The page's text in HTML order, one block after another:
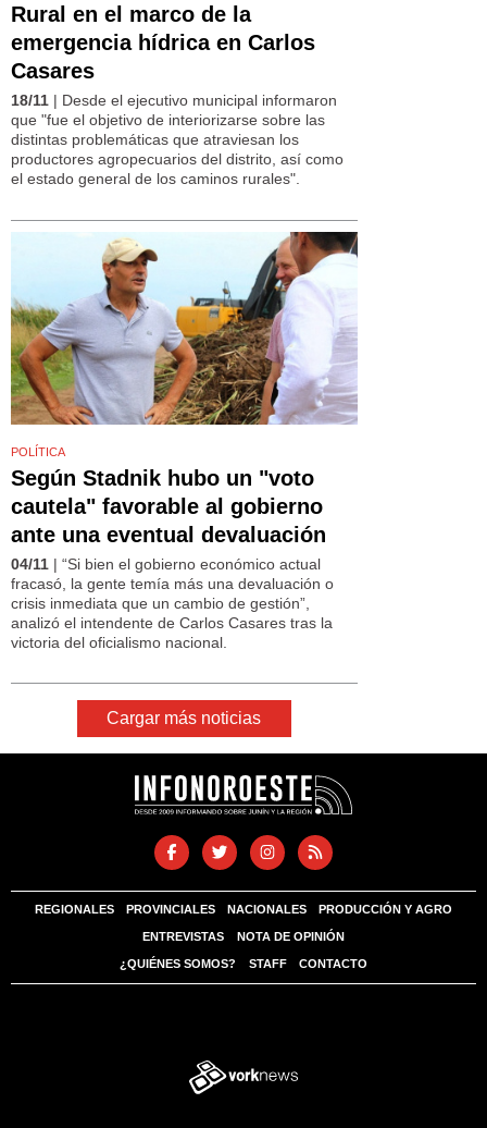
Rural en el marco de la
emergencia hídrica en Carlos
Casares
18/11 | Desde el ejecutivo municipal informaron
que "fue el objetivo de interiorizarse sobre las
distintas problemáticas que atraviesan los
productores agropecuarios del distrito, así como
el estado general de los caminos rurales".
POLÍTICA
Según Stadnik hubo un "voto
cautela" favorable al gobierno
ante una eventual devaluación
04/11 | “Si bien el gobierno económico actual
fracasó, la gente temía más una devaluación o
crisis inmediata que un cambio de gestión”,
analizó el intendente de Carlos Casares tras la
victoria del oficialismo nacional.
Cargar más noticias
REGIONALES PROVINCIALES NACIONALES PRODUCCIÓN Y AGRO
ENTREVISTAS NOTA DE OPINIÓN
¿QUIÉNES SOMOS? STAFF CONTACTO